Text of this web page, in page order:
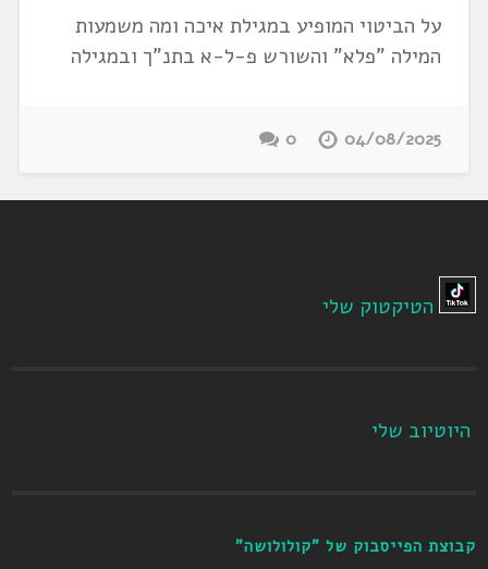
על הביטוי המופיע במגילת איכה ומה משמעות
המילה "פלא" והשורש פ-ל-א בתנ"ך ובמגילה
04/08/2025
0
הטיקטוק שלי
היוטיוב שלי
קבוצת הפייסבוק של "קולולושה"